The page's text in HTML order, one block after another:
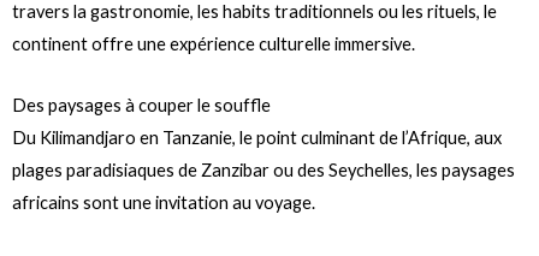
travers la gastronomie, les habits traditionnels ou les rituels, le
continent offre une expérience culturelle immersive.
Des paysages à couper le souffle
Du Kilimandjaro en Tanzanie, le point culminant de l’Afrique, aux
plages paradisiaques de Zanzibar ou des Seychelles, les paysages
africains sont une invitation au voyage.